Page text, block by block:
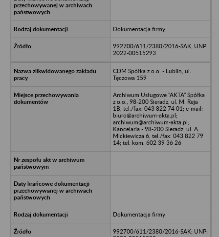
Dokumentacja firmy
992700/611/2380/2016-SAK; UNP:
2022-00515293
CDM Spółka z o.o. - Lublin, ul.
Tęczowa 159
Archiwum Usługowe "AKTA" Spółka
z o.o., 98-200 Sieradz, ul. M. Reja
1B, tel./fax: 043 822 74 01; e-mail:
biuro@archiwum-akta.pl;
archiwum@archiwum-akta.pl;
Kancelaria - 98-200 Sieradz, ul. A.
Mickiewicza 6, tel./fax: 043 822 79
14; tel. kom. 602 39 36 26
Dokumentacja firmy
992700/611/2380/2016-SAK; UNP: